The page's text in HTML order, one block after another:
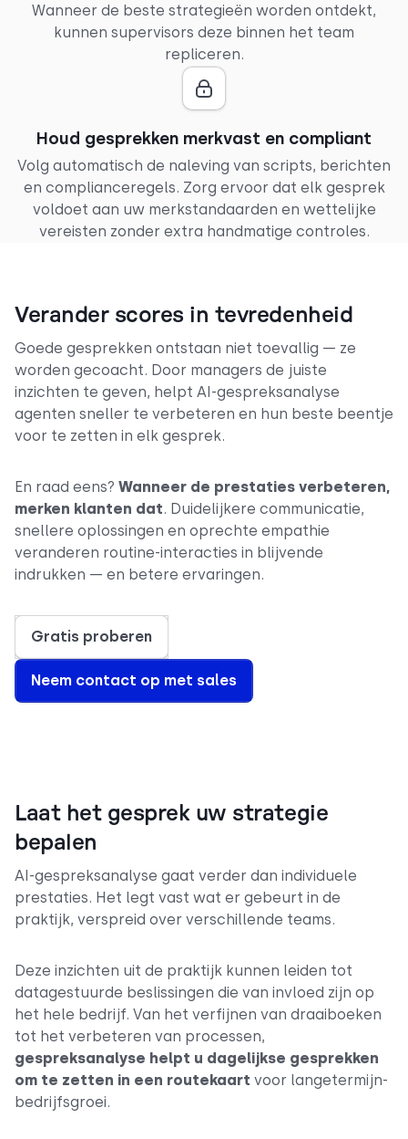
Wanneer de beste strategieën worden ontdekt,
kunnen supervisors deze binnen het team
repliceren.
Houd gesprekken merkvast en compliant
Volg automatisch de naleving van scripts, berichten
en complianceregels. Zorg ervoor dat elk gesprek
voldoet aan uw merkstandaarden en wettelijke
vereisten zonder extra handmatige controles.
Verander scores in tevredenheid
Goede gesprekken ontstaan niet toevallig — ze
worden gecoacht. Door managers de juiste
inzichten te geven, helpt AI-gespreksanalyse
agenten sneller te verbeteren en hun beste beentje
voor te zetten in elk gesprek.
En raad eens? Wanneer de prestaties verbeteren,
merken klanten dat. Duidelijkere communicatie,
snellere oplossingen en oprechte empathie
veranderen routine-interacties in blijvende
indrukken — en betere ervaringen.
Gratis proberen
Neem contact op met sales
Laat het gesprek uw strategie
bepalen
AI-gespreksanalyse gaat verder dan individuele
prestaties. Het legt vast wat er gebeurt in de
praktijk, verspreid over verschillende teams.
Deze inzichten uit de praktijk kunnen leiden tot
datagestuurde beslissingen die van invloed zijn op
het hele bedrijf. Van het verfijnen van draaiboeken
tot het verbeteren van processen,
gespreksanalyse helpt u dagelijkse gesprekken
om te zetten in een routekaart voor langetermijn-
bedrijfsgroei.